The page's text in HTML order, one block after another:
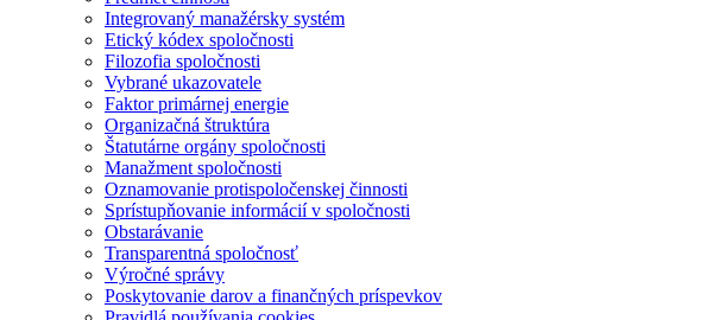
Integrovaný manažérsky systém
Etický kódex spoločnosti
Filozofia spoločnosti
Vybrané ukazovatele
Faktor primárnej energie
Organizačná štruktúra
Štatutárne orgány spoločnosti
Manažment spoločnosti
Oznamovanie protispoločenskej činnosti
Sprístupňovanie informácií v spoločnosti
Obstarávanie
Transparentná spoločnosť
Výročné správy
Poskytovanie darov a finančných príspevkov